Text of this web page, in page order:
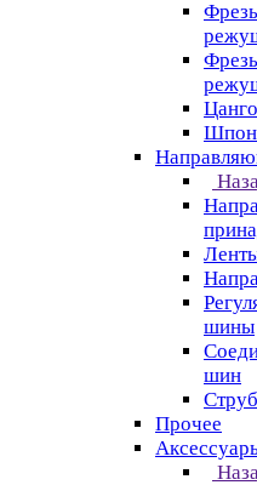
шины
шин
Прочее